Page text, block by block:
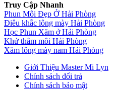
Truy Cập Nhanh
Phun Môi Đẹp Ở Hải Phòng
Điêu khắc lông mày Hải Phòng
Học Phun Xăm ở Hải Phòng
Khử thâm môi Hải Phòng
Xăm lông mày nam Hải Phòng
Giới Thiệu Master Mi Lyn
Chính sách đổi trả
Chính sách bảo mật